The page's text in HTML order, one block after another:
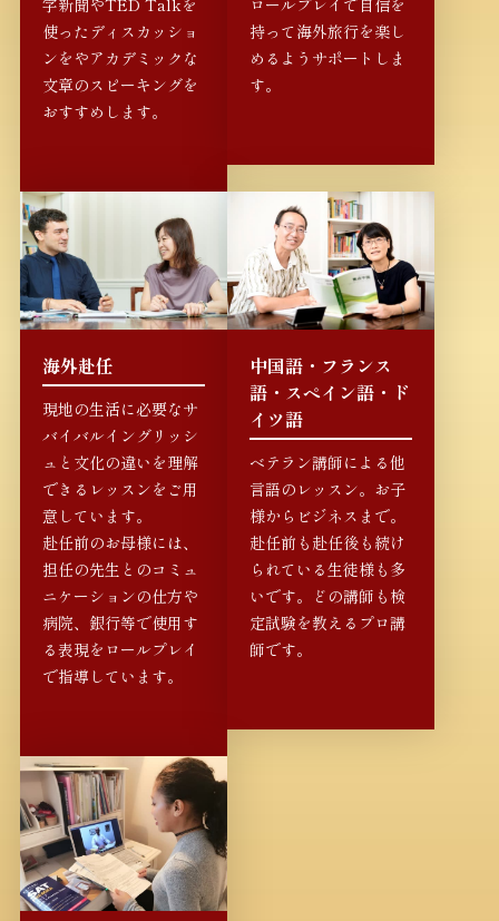
使ったディスカッショ
ンをやアカデミックな
文章のスピーキングを
おすすめします。
持って海外旅行を楽し
めるようサポートしま
す。
海外赴任
現地の生活に必要なサ
バイバルイングリッシ
ュと文化の違いを理解
できるレッスンをご用
意しています。
赴任前のお母様には、
担任の先生とのコミュ
ニケーションの仕方や
病院、銀行等で使用す
る表現をロールプレイ
で指導しています。
中国語・フランス
語・スペイン語・ド
イツ語
ベテラン講師による他
言語のレッスン。お子
様からビジネスまで。
赴任前も赴任後も続け
られている生徒様も多
いです。どの講師も検
定試験を教えるプロ講
師です。